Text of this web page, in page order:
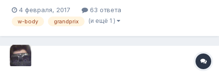
4 февраля, 2017 63 ответа
w-body grandprix (и ещё 1 )